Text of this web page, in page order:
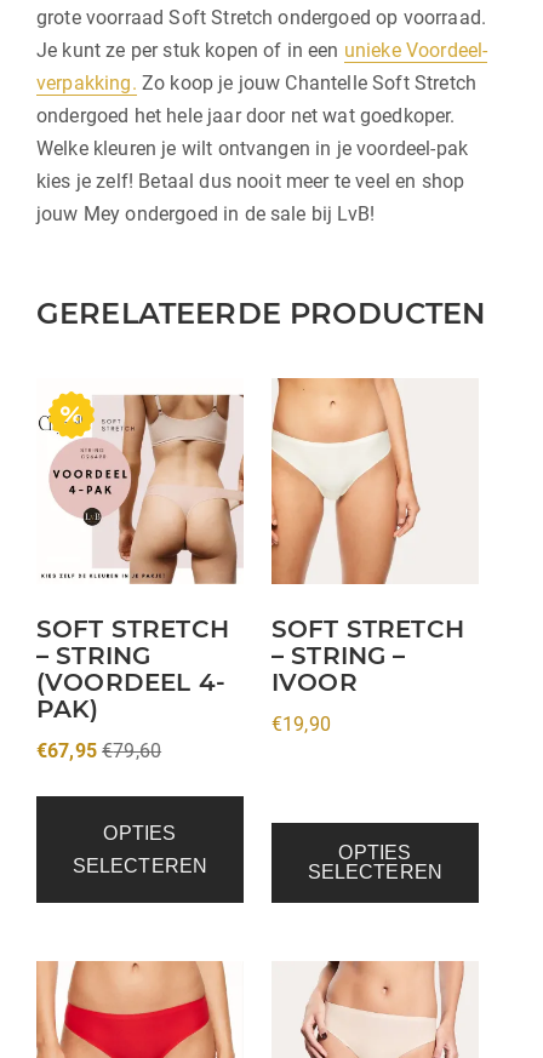
grote voorraad Soft Stretch ondergoed op voorraad.
Je kunt ze per stuk kopen of in een unieke Voordeel-
verpakking. Zo koop je jouw Chantelle Soft Stretch
ondergoed het hele jaar door net wat goedkoper.
Welke kleuren je wilt ontvangen in je voordeel-pak
kies je zelf! Betaal dus nooit meer te veel en shop
jouw Mey ondergoed in de sale bij LvB!
GERELATEERDE PRODUCTEN
SOFT STRETCH
– STRING
(VOORDEEL 4-
PAK)
€67,95 €79,60
OPTIES
SELECTEREN
SOFT STRETCH
– STRING –
IVOOR
€19,90
OPTIES
SELECTEREN
Dit
product
heeft
meerdere
variaties.
Deze
optie
kan
gekozen
worden
op
Dit
product
heeft
product
heeft